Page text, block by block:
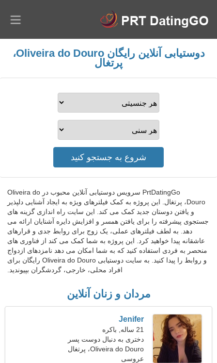
دوستیابی آنلاین رایگان Oliveira do Douro،
پرتغال
PrtDatingGo سرویس دوستیابی آنلاین محبوب در Oliveira do
Douro، پرتغال. این پروژه به کمک فیلترهای ویژه به ایجاد آشنایی دلپذیر
و یافتن دوستان جدید کمک می کند. این سایت راه اندازی گزینه های
جستجوی پیشرفته را برای یافتن همسر و افزایش دایره آشنایان ارائه می
دهد. به لطف فیلترهای عملی، یک زوج برای روابط جدی و قرارهای
عاشقانه پیدا خواهید کرد. این پروژه به شما کمک می کند از فناوری های
منحصر به فردی استفاده کنید که به شما امکان می دهد نامزدهای ازدواج
و روابط را پیدا کنید. به سایت دوستیابی Oliveira do Douro رایگان برای
افراد محلی، خارجی، گردشگران بپیوندید.
مردان و زنان آنلاین
Jenifer
21 ساله, باکره
دختری به دنبال دوست پسر
Oliveira do Douro، پرتغال
عروسی